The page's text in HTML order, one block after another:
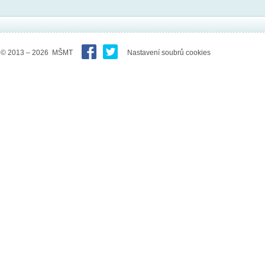
© 2013 – 2026 MŠMT Nastavení soubrů cookies